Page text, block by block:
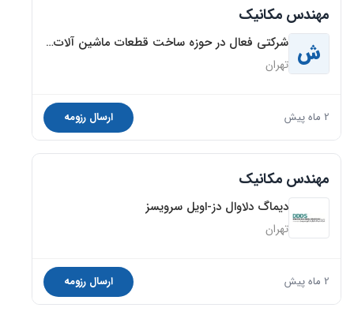
مهندس مکانیک
ش شرکتی فعال در حوزه ساخت قطعات ماشین آلات آفرود
تهران
2 ماه پیش ارسال رزومه
مهندس مکانیک
دیماگ دلاوال دز-اویل سرویسز
تهران
2 ماه پیش ارسال رزومه